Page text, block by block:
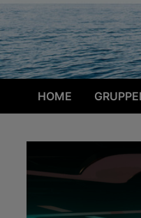
HOME